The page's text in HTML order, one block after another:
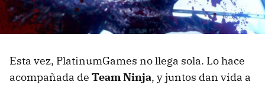
Esta vez, PlatinumGames no llega sola. Lo hace
acompañada de Team Ninja, y juntos dan vida a